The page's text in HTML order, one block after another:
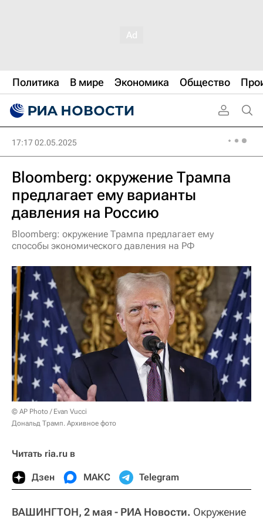
Политика В мире Экономика Общество
17:17 02.05.2025
Bloomberg: окружение Трампа
предлагает ему варианты
давления на Россию
Bloomberg: окружение Трампа предлагает ему
способы экономического давления на РФ
© AP Photo / Evan Vucci
Дональд Трамп. Архивное фото
Читать ria.ru в
Дзен МАКС Telegram
ВАШИНГТОН, 2 мая - РИА Новости. Окружение